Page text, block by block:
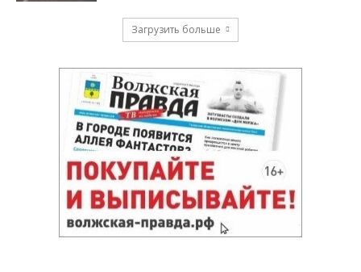
Загрузить больше